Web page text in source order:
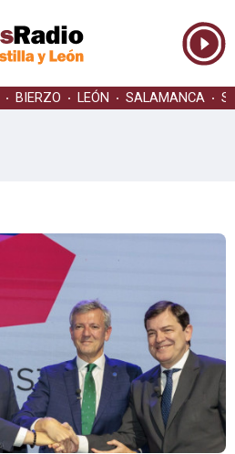
BIERZO LEÓN SALAMANCA